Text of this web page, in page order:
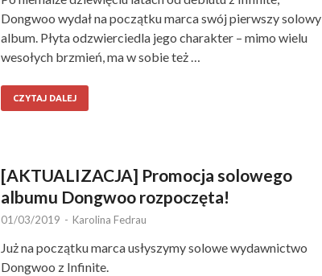
Dongwoo wydał na początku marca swój pierwszy solowy
album. Płyta odzwierciedla jego charakter – mimo wielu
wesołych brzmień, ma w sobie też …
CZYTAJ DALEJ
[AKTUALIZACJA] Promocja solowego
albumu Dongwoo rozpoczęta!
01/03/2019 - Karolina Fedrau
Już na początku marca usłyszymy solowe wydawnictwo
Dongwoo z Infinite.